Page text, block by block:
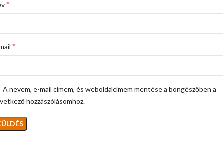
*
*
A nevem, e-mail címem, és weboldalcímem mentése a böngészőben a
hozzászólásomhoz.